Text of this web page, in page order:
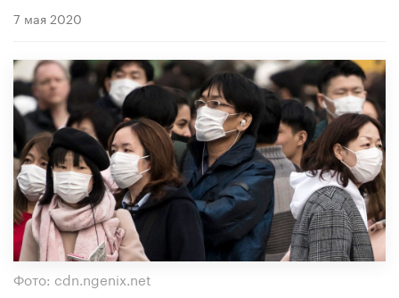
7 мая 2020
Фото: cdn.ngenix.net